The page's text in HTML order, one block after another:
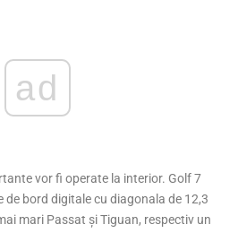
ad
vor fi operate la interior. Golf 7
bord digitale cu diagonala de 12,3
mari Passat și Tiguan, respectiv un